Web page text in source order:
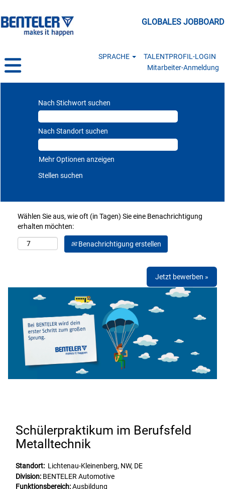
GLOBALES JOBBOARD
SPRACHE
TALENTPROFIL-LOGIN
Mitarbeiter-Anmeldung
Nach Stichwort suchen
Nach Standort suchen
Mehr Optionen anzeigen
Wählen Sie aus, wie oft (in Tagen) Sie eine Benachrichtigung
erhalten möchten:
Benachrichtigung erstellen
Jetzt bewerben »
Schülerpraktikum im Berufsfeld
Metalltechnik
Standort: Lichtenau-Kleinenberg, NW, DE
Division: BENTELER Automotive
Funktionsbereich:Ausbildung